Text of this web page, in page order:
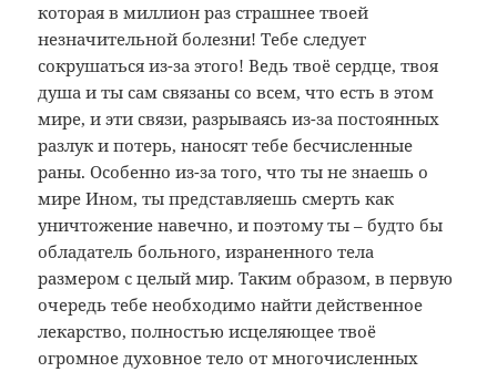
которая в миллион раз страшнее твоей
незначительной болезни! Тебе следует
сокрушаться из-за этого! Ведь твоё сердце, твоя
душа и ты сам связаны со всем, что есть в этом
мире, и эти связи, разрываясь из-за постоянных
разлук и потерь, наносят тебе бесчисленные
раны. Особенно из-за того, что ты не знаешь о
мире Ином, ты представляешь смерть как
уничтожение навечно, и поэтому ты – будто бы
обладатель больного, израненного тела
размером с целый мир. Таким образом, в первую
очередь тебе необходимо найти действенное
лекарство, полностью исцеляющее твоё
огромное духовное тело от многочисленных